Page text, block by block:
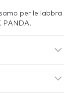
per le labbra
PANDA.